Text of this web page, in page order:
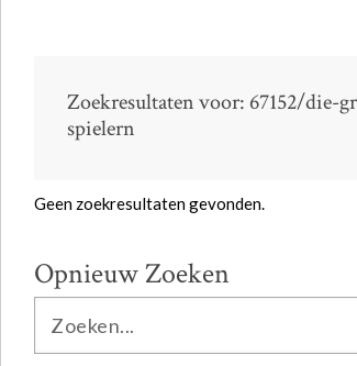
Zoekresultaten voor: 67152/die-
spielern
Geen zoekresultaten gevonden.
Opnieuw Zoeken